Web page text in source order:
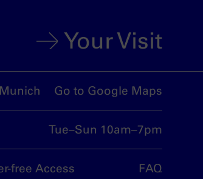
Your Visit
Go to Google Maps
Tue–Sun 10am–7pm
free Access FAQ